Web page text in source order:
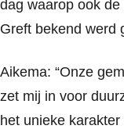
dag waarop ook
Greft bekend werd
Aikema: “Onze
zet mij in voor
het unieke